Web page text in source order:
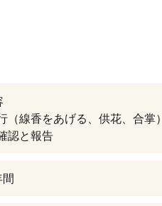
（線香をあげる、供花、合掌）
認と報告